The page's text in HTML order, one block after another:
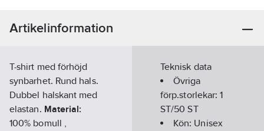
Artikelinformation
T-shirt med förhöjd
synbarhet. Rund hals.
Dubbel halskant med
elastan. Material:
100% bomull ,
Teknisk data
Övriga
förp.storlekar:1
ST/50 ST
Kön: Unisex